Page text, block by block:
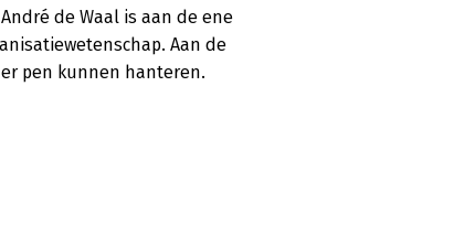
de Waal is aan de ene
Aan de
pen kunnen hanteren.